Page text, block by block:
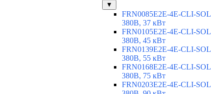
▼
FRN0085E2E-4E-CLI-SOL
380В, 37 кВт
FRN0105E2E-4E-CLI-SOL
380В, 45 кВт
FRN0139E2E-4E-CLI-SOL
380В, 55 кВт
FRN0168E2E-4E-CLI-SOL
380В, 75 кВт
FRN0203E2E-4E-CLI-SOL